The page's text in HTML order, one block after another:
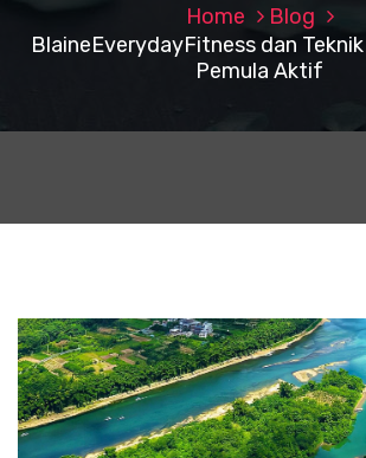
Home
Blog
BlaineEverydayFitness dan
Pemula Aktif